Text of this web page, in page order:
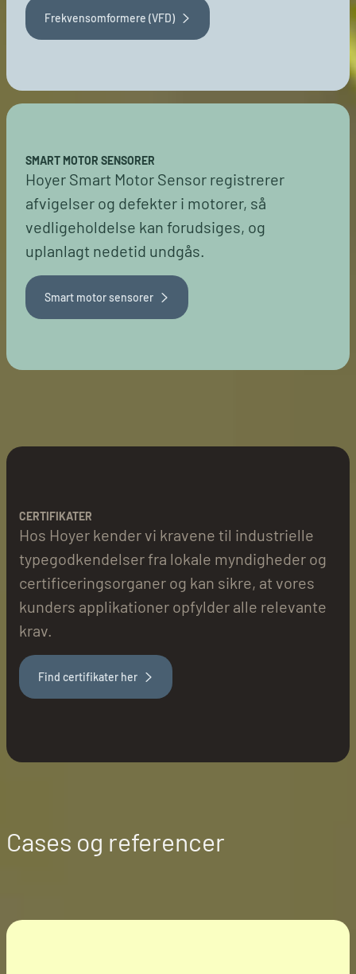
Frekvensomformere (VFD)
SMART MOTOR SENSORER
Hoyer Smart Motor Sensor registrerer
afvigelser og defekter i motorer, så
vedligeholdelse kan forudsiges, og
uplanlagt nedetid undgås.
Smart motor sensorer
CERTIFIKATER
Hos Hoyer kender vi kravene til industrielle
typegodkendelser fra lokale myndigheder og
certificeringsorganer og kan sikre, at vores
kunders applikationer opfylder alle relevante
krav.
Find certifikater her
Cases og referencer